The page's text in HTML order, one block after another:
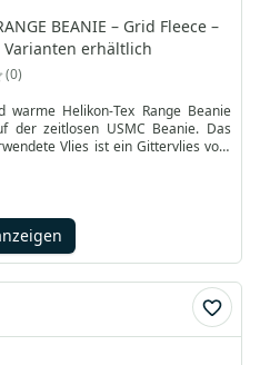
BEANIE – Grid Fleece –
erhältlich
0
warme Helikon-Tex Range Beanie
der zeitlosen USMC Beanie. Das
Vlies ist ein Gittervlies vom
Gleichzeitig bietet es einen
gegen Kälte. Die vorderen
Paneele aus weichem
erleichtern die
ebenso wie das kleine Quadrat